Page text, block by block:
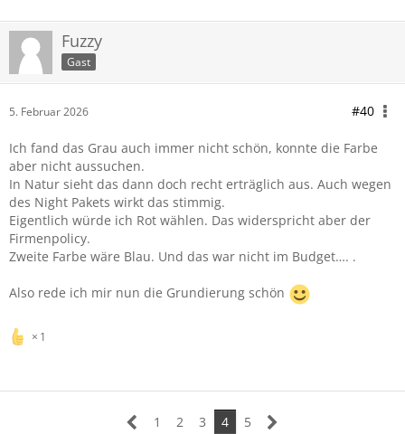
Fuzzy
Gast
5. Februar 2026 #40
Ich fand das Grau auch immer nicht schön, konnte die Farbe
aber nicht aussuchen.
In Natur sieht das dann doch recht erträglich aus. Auch wegen
des Night Pakets wirkt das stimmig.
Eigentlich würde ich Rot wählen. Das widerspricht aber der
Firmenpolicy.
Zweite Farbe wäre Blau. Und das war nicht im Budget…. .
Also rede ich mir nun die Grundierung schön
1
1 2 3 4 5